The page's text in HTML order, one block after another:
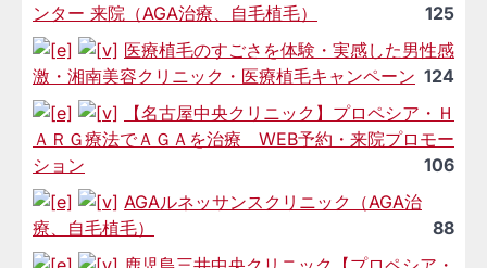
ンター 来院（AGA治療、自毛植毛）
125
医療植毛のすごさを体験・実感した男性感
激・湘南美容クリニック・医療植毛キャンペーン 124
【名古屋中央クリニック】プロペシア・Ｈ
ＡＲＧ療法でＡＧＡを治療 WEB予約・来院プロモー
ション
106
AGAルネッサンスクリニック（AGA治
療、自毛植毛）
88